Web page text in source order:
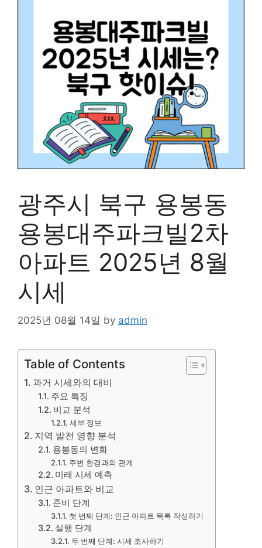
광주시 북구 용봉동
용봉대주파크빌2차
아파트 2025년 8월
시세
2025년 08월 14일 by admin
Table of Contents
과거 시세와의 대비
주요 특징
비교 분석
세부 정보
지역 발전 영향 분석
용봉동의 변화
주변 환경과의 관계
미래 시세 예측
인근 아파트와 비교
준비 단계
첫 번째 단계: 인근 아파트 목록 작성하기
실행 단계
두 번째 단계: 시세 조사하기